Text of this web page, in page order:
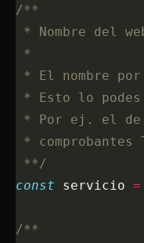
/**
* Nombre del
*
* El nombre
* Esto lo
* Por ej. el de
*
**/
const servicio =
/**